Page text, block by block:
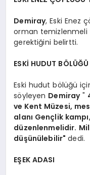
Demiray, Eski Enez
orman temizlenmeli
gerektiğini belirtti.
ESKİ HUDUT BÖLÜĞÜ
Eski hudut bölüğü
söyleyen Demiray"
ve Kent Müzesi,
alanı Gençlik
düzenlenmelidir.
düşünülebilir"dedi.
EŞEK ADASI